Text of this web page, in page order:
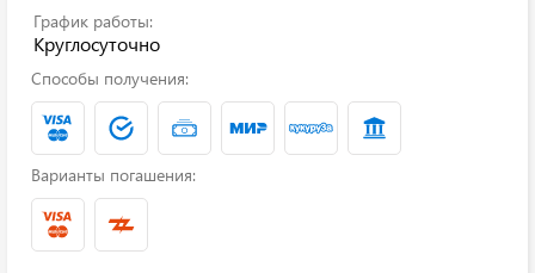
График работы:
Круглосуточно
Способы получения:
Варианты погашения: